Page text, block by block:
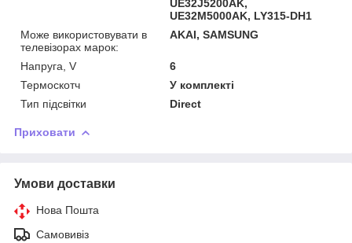
UE32J5200AK,
UE32M5000AK, LY315-DH1
Може використовувати в
телевізорах марок:
AKAI, SAMSUNG
Напруга, V
6
Термоскотч
У комплекті
Тип підсвітки
Direct
Приховати
Умови доставки
Нова Пошта
Самовивіз